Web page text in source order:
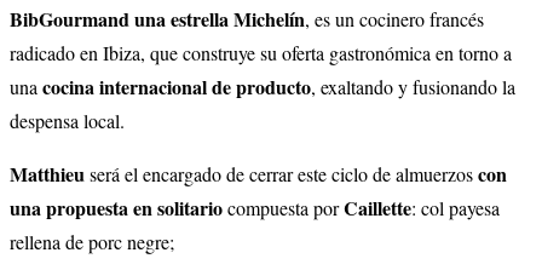
BibGourmand una estrella Michelín, es un cocinero francés
radicado en Ibiza, que construye su oferta gastronómica en torno a
una cocina internacional de producto, exaltando y fusionando la
despensa local.
Matthieu será el encargado de cerrar este ciclo de almuerzoscon
una propuesta en solitariocompuesta porCaillette: col payesa
rellena de porc negre;